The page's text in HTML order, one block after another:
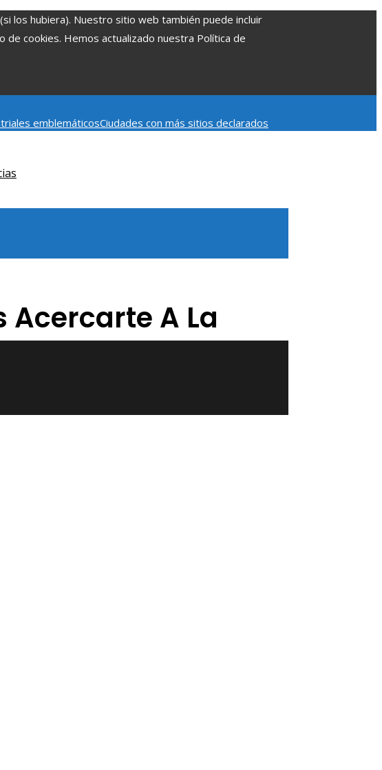
los hubiera). Nuestro sitio web también puede incluir
cookies. Hemos actualizado nuestra Política de
emblemáticosCiudades con más sitios declarados
Acercarte A La